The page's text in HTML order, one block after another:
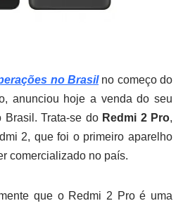
no Brasilno começo do
anunciou hoje a venda do seu
Brasil. Trata-se do Redmi 2 Pro,
2, que foi o primeiro aparelho
comercializado no país.
que o Redmi 2 Pro é uma